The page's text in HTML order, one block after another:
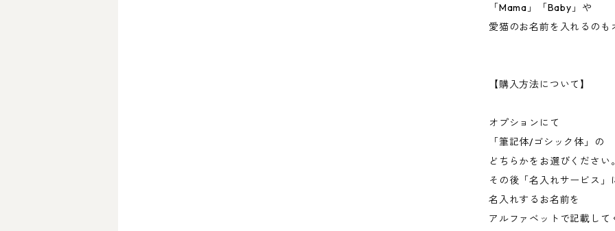
「Mama」「Baby」や
愛猫のお名前を入れるのも
【購入方法について】
オプションにて
「筆記体/ゴシック体」の
どちらかをお選びください
その後「名入れサービス」
名入れするお名前を
アルファベットで記載して